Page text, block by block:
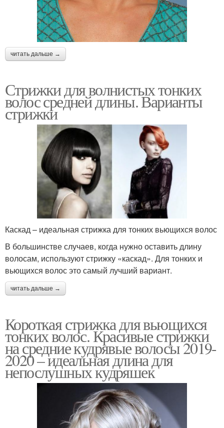
читать дальше →
Стрижки для волнистых тонких
волос средней длины. Варианты
стрижки
Каскад – идеальная стрижка для тонких вьющихся волос
В большинстве случаев, когда нужно оставить длину
волосам, используют стрижку «каскад». Для тонких и
вьющихся волос это самый лучший вариант.
читать дальше →
Короткая стрижка для вьющихся
тонких волос. Красивые стрижки
на средние кудрявые волосы 2019-
2020 – идеальная длина для
непослушных кудряшек